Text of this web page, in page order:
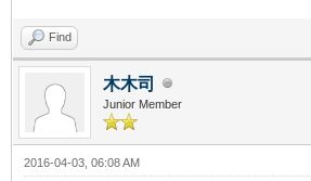
Find
木木司
Junior Member
2016-04-03, 06:08 AM